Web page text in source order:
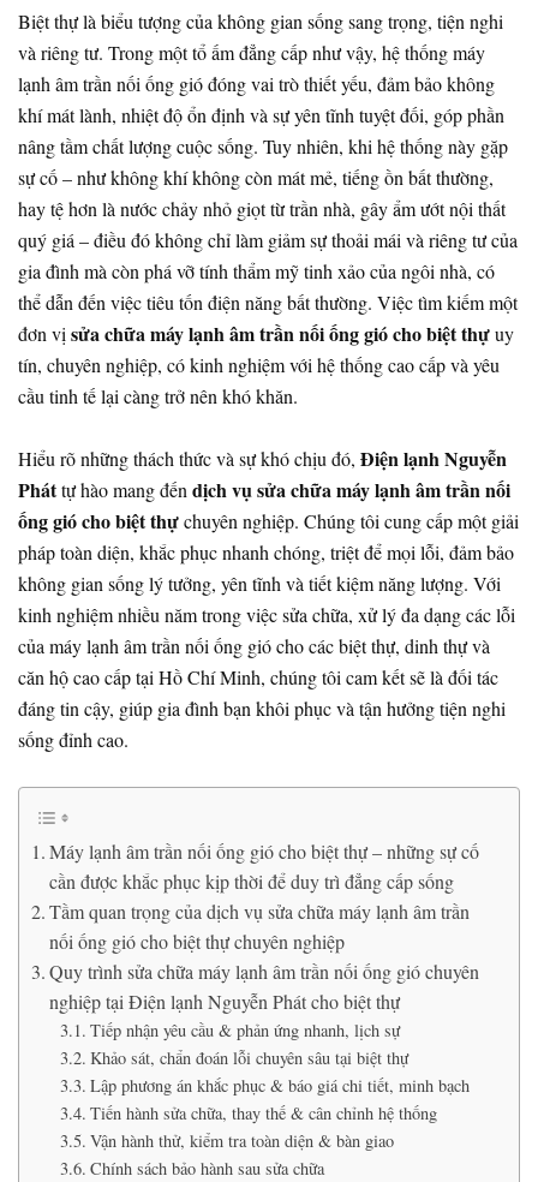
Biệt thự là biểu tượng của không gian sống sang trọng, tiện nghi
và riêng tư. Trong một tổ ấm đẳng cấp như vậy, hệ thống máy
lạnh âm trần nối ống gió đóng vai trò thiết yếu, đảm bảo không
khí mát lành, nhiệt độ ổn định và sự yên tĩnh tuyệt đối, góp phần
nâng tầm chất lượng cuộc sống. Tuy nhiên, khi hệ thống này gặp
sự cố – như không khí không còn mát mẻ, tiếng ồn bất thường,
hay tệ hơn là nước chảy nhỏ giọt từ trần nhà, gây ẩm ướt nội thất
quý giá – điều đó không chỉ làm giảm sự thoải mái và riêng tư của
gia đình mà còn phá vỡ tính thẩm mỹ tinh xảo của ngôi nhà, có
thể dẫn đến việc tiêu tốn điện năng bất thường. Việc tìm kiếm một
đơn vị sửa chữa máy lạnh âm trần nối ống gió cho biệt thựuy
tín, chuyên nghiệp, có kinh nghiệm với hệ thống cao cấp và yêu
cầu tinh tế lại càng trở nên khó khăn.
Hiểu rõ những thách thức và sự khó chịu đó, Điện lạnh Nguyễn
Pháttự hào mang đến dịch vụ sửa chữa máy lạnh âm trần nối
ống gió cho biệt thựchuyên nghiệp. Chúng tôi cung cấp một giải
pháp toàn diện, khắc phục nhanh chóng, triệt để mọi lỗi, đảm bảo
không gian sống lý tưởng, yên tĩnh và tiết kiệm năng lượng. Với
kinh nghiệm nhiều năm trong việc sửa chữa, xử lý đa dạng các lỗi
của máy lạnh âm trần nối ống gió cho các biệt thự, dinh thự và
căn hộ cao cấp tại Hồ Chí Minh, chúng tôi cam kết sẽ là đối tác
đáng tin cậy, giúp gia đình bạn khôi phục và tận hưởng tiện nghi
sống đỉnh cao.
Máy lạnh âm trần nối ống gió cho biệt thự – những sự cố
cần được khắc phục kịp thời để duy trì đẳng cấp sống
Tầm quan trọng của dịch vụ sửa chữa máy lạnh âm trần
nối ống gió cho biệt thự chuyên nghiệp
Quy trình sửa chữa máy lạnh âm trần nối ống gió chuyên
nghiệp tại Điện lạnh Nguyễn Phát cho biệt thự
Tiếp nhận yêu cầu & phản ứng nhanh, lịch sự
Khảo sát, chẩn đoán lỗi chuyên sâu tại biệt thự
Lập phương án khắc phục & báo giá chi tiết, minh bạch
Tiến hành sửa chữa, thay thế & cân chỉnh hệ thống
Vận hành thử, kiểm tra toàn diện & bàn giao
Chính sách bảo hành sau sửa chữa